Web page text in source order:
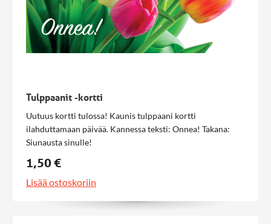
Tulppaanit -kortti
Uutuus kortti tulossa! Kaunis tulppaani kortti
ilahduttamaan päivää. Kannessa teksti: Onnea! Takana:
Siunausta sinulle!
1,50 €
Lisää ostoskoriin